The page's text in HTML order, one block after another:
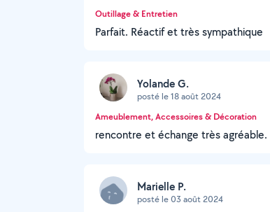
Outillage & Entretien
Parfait. Réactif et très sympathique
Yolande G.
posté le 18 août 2024
Ameublement, Accessoires & Décoration
rencontre et échange très agréable.
Marielle P.
posté le 03 août 2024